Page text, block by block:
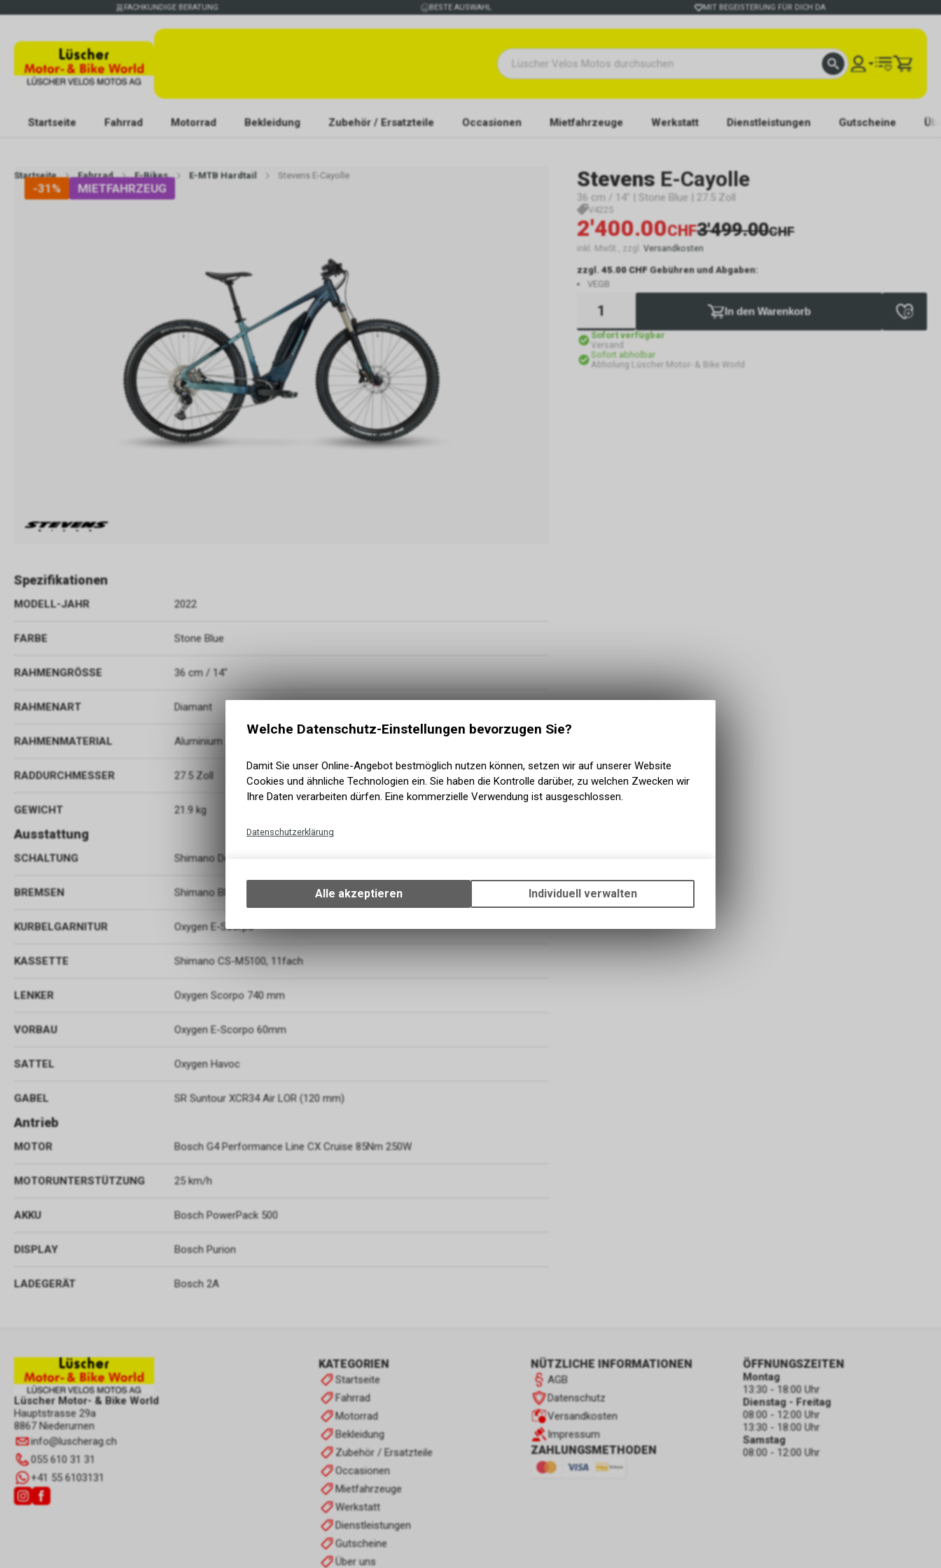
FACHKUNDIGE BERATUNG BESTE AUSWAHL MIT BEGEISTERUNG FÜR DICH DA
Startseite Fahrrad Motorrad Bekleidung Zubehör / Ersatzteile Occasionen Mietfahrzeuge Werkstatt Dienstleistungen Gutscheine
Startseite Fahrrad E-Bikes E-MTB Hardtail Stevens E-Cayolle
-31% MIETFAHRZEUG Stevens E-Cayolle
36 cm / 14" | Stone Blue | 27.5 Zoll
V4225
2'400.00CHF3'499.00CHF
inkl. MwSt., zzgl. Versandkosten
zzgl.45.00 CHF Gebühren und Abgaben:
VEGB
In den Warenkorb
Sofort verfügbar
Versand
Sofort abholbar
Abholung Lüscher Motor- & Bike World
Spezifikationen
MODELL-JAHR 2022
FARBE Stone Blue
RAHMENGRÖSSE 36 cm / 14"
RAHMENART Diamant
RAHMENMATERIAL Aluminium
RADDURCHMESSER 27.5 Zoll
GEWICHT 21.9 kg
Ausstattung
SCHALTUNG Shimano Deore Shadow+ RD-M5100-SGS 11-Gang
BREMSEN Shimano BR-TM420/410 180/180
KURBELGARNITUR Oxygen E-Scorpo
KASSETTE Shimano CS-M5100, 11fach
LENKER Oxygen Scorpo 740 mm
VORBAU Oxygen E-Scorpo 60mm
SATTEL Oxygen Havoc
GABEL SR Suntour XCR34 Air LOR (120 mm)
Antrieb
MOTOR Bosch G4 Performance Line CX Cruise 85Nm 250W
MOTORUNTERSTÜTZUNG 25 km/h
AKKU Bosch PowerPack 500
DISPLAY Bosch Purion
LADEGERÄT Bosch 2A
Lüscher Motor- & Bike World
Hauptstrasse 29a
8867 Niederurnen
info@luscherag.ch
055 610 31 31
+41 55 6103131
KATEGORIEN
Startseite
Fahrrad
Motorrad
Bekleidung
Zubehör / Ersatzteile
Occasionen
Mietfahrzeuge
Werkstatt
Dienstleistungen
Gutscheine
Über uns
NÜTZLICHE INFORMATIONEN
AGB
Datenschutz
Versandkosten
Impressum
ZAHLUNGSMETHODEN
ÖFFNUNGSZEITEN
Montag
13:30 - 18:00 Uhr
Dienstag - Freitag
08:00 - 12:00 Uhr
13:30 - 18:00 Uhr
Samstag
08:00 - 12:00 Uhr
Welche Datenschutz-Einstellungen bevorzugen Sie?
Damit Sie unser Online-Angebot bestmöglich nutzen können, setzen wir auf unserer Website
Cookies und ähnliche Technologien ein. Sie haben die Kontrolle darüber, zu welchen Zwecken wir
Ihre Daten verarbeiten dürfen. Eine kommerzielle Verwendung ist ausgeschlossen.
Datenschutzerklärung
Ihrem Gerät, um die grundlegenden Funktionen unseres Online-Angebots, wie die
Verwendung des Warenkorbs, zu ermöglichen. Bitte beachten Sie, dass die
zulassen.
Alle akzeptieren Individuell verwalten